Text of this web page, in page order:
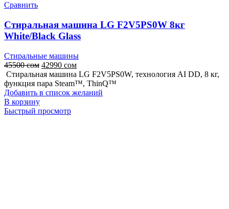
Сравнить
Стиральная машина LG F2V5PS0W 8кг
White/Black Glass
Стиральные машины
45500сом Первоначальная
цена
составляла
45500 сом.
42990 сомТекущая
цена:
42990 сом.
Стиральная машина LG F2V5PS0W, технология AI DD, 8 кг,
функция пара Steam™, ThinQ™
Добавить в список желаний
В корзину
Быстрый просмотр